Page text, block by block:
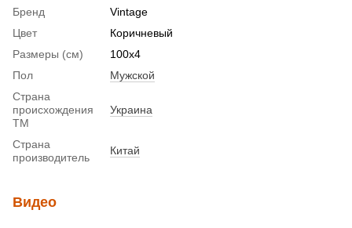
Бренд
Vintage
Цвет
Коричневый
Размеры (см)
100x4
Пол
Мужской
Страна
происхождения
ТМ
Украина
Страна
производитель
Китай
Видео